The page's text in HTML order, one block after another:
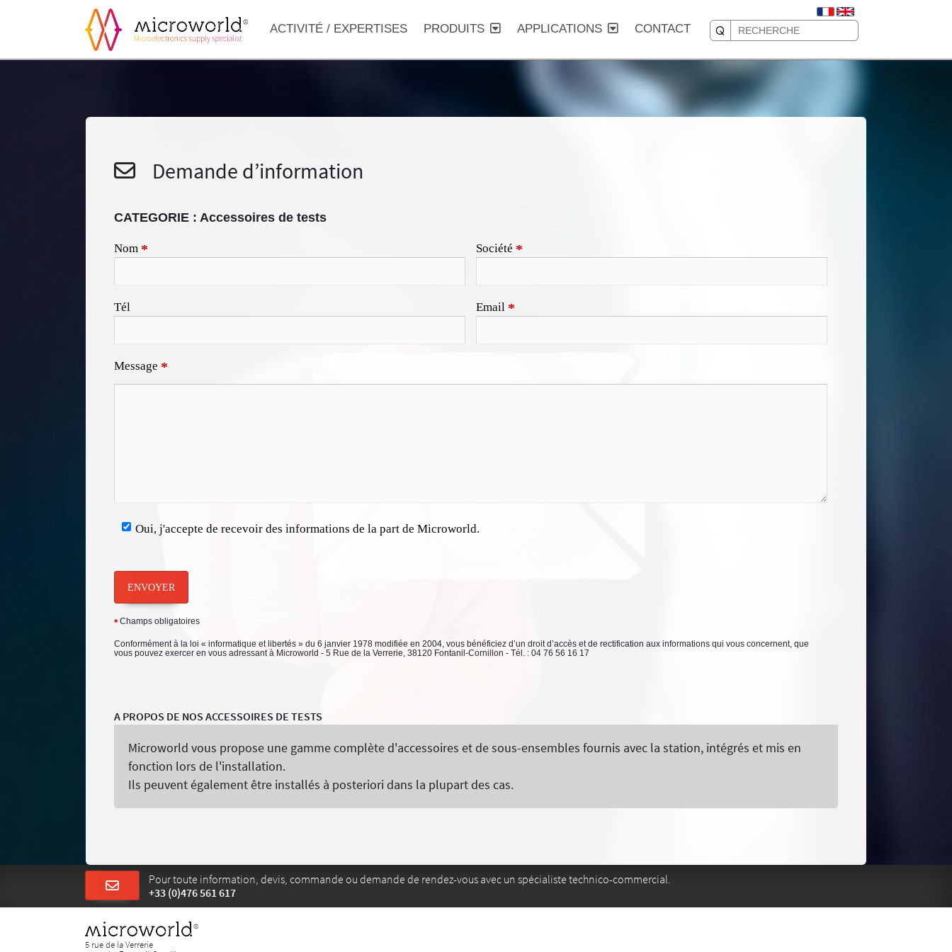
ACTIVITÉ / EXPERTISES PRODUITS APPLICATIONS CONTACT
Demande d’information
CATEGORIE : Accessoires de tests
Nom * Société *
Tél Email *
Message *
Oui, j'accepte de recevoir des informations de la part de Microworld.
ENVOYER
*Champs obligatoires
Conformément à la loi « informatique et libertés » du 6 janvier 1978 modifiée en 2004, vous bénéficiez d’un droit d’accès et de rectification aux informations qui vous concernent, que
vous pouvez exercer en vous adressant à Microworld - 5 Rue de la Verrerie, 38120 Fontanil-Cornillon - Tél. : 04 76 56 16 17
A PROPOS DE NOS ACCESSOIRES DE TESTS
Microworld vous propose une gamme complète d'accessoires et de sous-ensembles fournis avec la station, intégrés et mis en
fonction lors de l'installation.
Ils peuvent également être installés à posteriori dans la plupart des cas.
Pour toute information, devis, commande ou demande de rendez-vous avec un spécialiste technico-commercial.
+33 (0)476 561 617
5 rue de la Verrerie